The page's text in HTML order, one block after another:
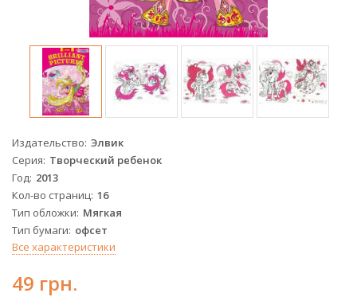
Издательство Элвик
Серия Творческий ребенок
Год 2013
Кол-во страниц 16
Тип обложки Мягкая
Тип бумаги офсет
Все характеристики
49 грн.